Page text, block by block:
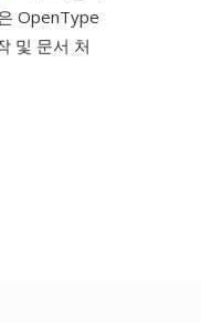
OpenType
및 문서 처